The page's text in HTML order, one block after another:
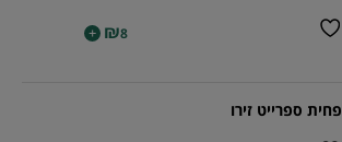
₪8
+
פחית ספרייט זירו